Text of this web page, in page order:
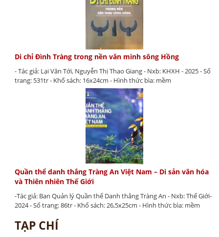
Di chỉ Đình Tràng trong nền văn minh sông Hồng
- Tác giả: Lại Văn Tới, Nguyễn Thị Thao Giang - Nxb: KHXH - 2025 - Số
trang: 531tr - Khổ sách: 16x24cm - Hình thức bìa: mềm
Quần thể danh thắng Tràng An Việt Nam – Di sản văn hóa
và Thiên nhiên Thế Giới
-Tác giả: Ban Quản lý Quần thể Danh thắng Tràng An - Nxb: Thế Giới-
2024 - Số trang: 86tr - Khổ sách: 26,5x25cm - Hình thức bìa: mềm
TẠP CHÍ